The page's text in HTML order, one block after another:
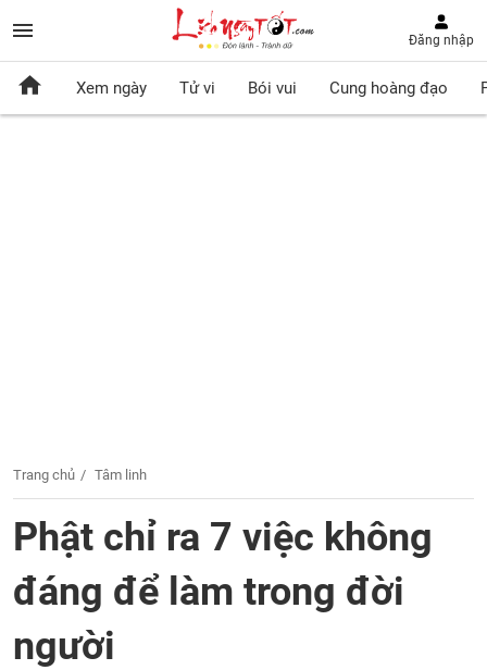
Đăng nhập
Xem ngày Tử vi Bói vui Cung hoàng đạo
Trang chủ Tâm linh
Phật chỉ ra 7 việc không
đáng để làm trong đời
người